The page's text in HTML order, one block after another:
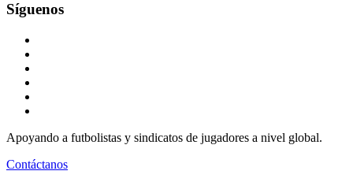
Síguenos
Apoyando a futbolistas y sindicatos de jugadores a nivel global.
Contáctanos